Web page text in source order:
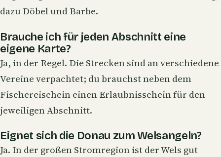
dazu Döbel und Barbe.
Brauche ich für jeden Abschnitt eine
eigene Karte?
Ja, in der Regel. Die Strecken sind an verschiedene
Vereine verpachtet; du brauchst neben dem
Fischereischein einen Erlaubnisschein für den
jeweiligen Abschnitt.
Eignet sich die Donau zum Welsangeln?
Ja. In der großen Stromregion ist der Wels gut